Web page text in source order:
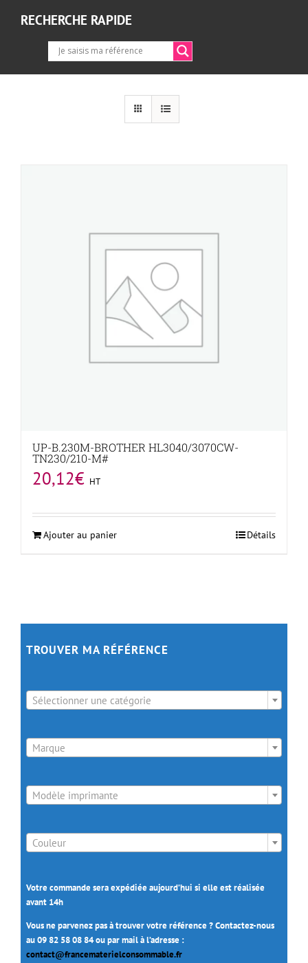
RECHERCHE RAPIDE
UP-B.230M-BROTHER HL3040/3070CW-
TN230/210-M#
20,12€ HT
Ajouter au panier Détails
TROUVER MA RÉFÉRENCE
Sélectionner une catégorie
Marque
Modèle imprimante
Couleur
Votre commande sera expédiée aujourd’hui si elle est réalisée
avant 14h
Vous ne parvenez pas à trouver votre référence ? Contactez-nous
au 09 82 58 08 84 ou par mail à l’adresse :
contact@francematerielconsommable.fr